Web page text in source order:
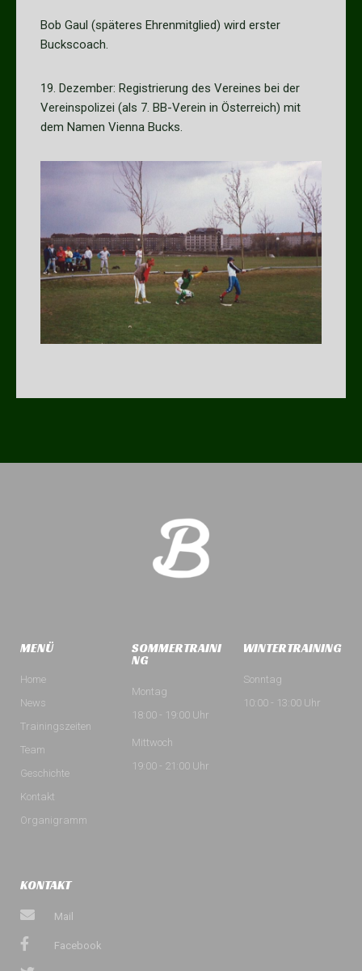
Bob Gaul (späteres Ehrenmitglied) wird erster
Buckscoach.
19. Dezember: Registrierung des Vereines bei der
Vereinspolizei (als 7. BB-Verein in Österreich) mit
dem Namen Vienna Bucks.
MENÜ
Home
News
Trainingszeiten
Team
Geschichte
Kontakt
Organigramm
SOMMERTRAINI
NG
Montag
18:00 - 19:00 Uhr
Mittwoch
19:00 - 21:00 Uhr
WINTERTRAINING
Sonntag
10:00 - 13:00 Uhr
KONTAKT
Mail
Facebook